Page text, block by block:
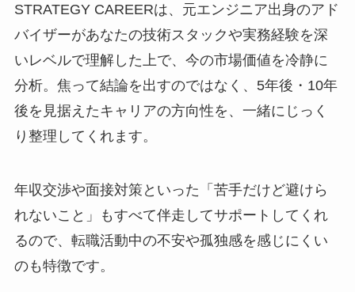
STRATEGY CAREERは、元エンジニア出身のアド
バイザーがあなたの技術スタックや実務経験を深
いレベルで理解した上で、今の市場価値を冷静に
分析。焦って結論を出すのではなく、5年後・10年
後を見据えたキャリアの方向性を、一緒にじっく
り整理してくれます。
年収交渉や面接対策といった「苦手だけど避けら
れないこと」もすべて伴走してサポートしてくれ
るので、転職活動中の不安や孤独感を感じにくい
のも特徴です。